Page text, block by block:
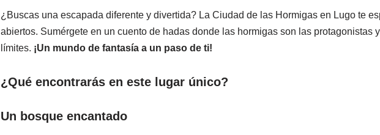
¿Buscas una escapada diferente y divertida? La Ciudad de las Hormigas en Lugo te
abiertos. Sumérgete en un cuento de hadas donde las hormigas son las protagonistas
límites. ¡Un mundo de fantasía a un paso de ti!
¿Qué encontrarás en este lugar único?
Un bosque encantado